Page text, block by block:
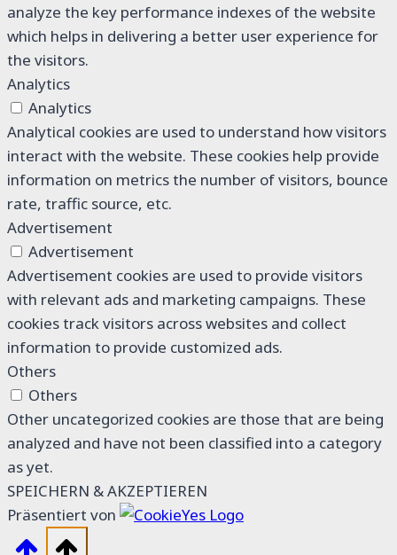
analyze the key performance indexes of the website
which helps in delivering a better user experience for
the visitors.
Analytics
Analytics
Analytical cookies are used to understand how visitors
interact with the website. These cookies help provide
information on metrics the number of visitors, bounce
rate, traffic source, etc.
Advertisement
Advertisement
Advertisement cookies are used to provide visitors
with relevant ads and marketing campaigns. These
cookies track visitors across websites and collect
information to provide customized ads.
Others
Others
Other uncategorized cookies are those that are being
analyzed and have not been classified into a category
as yet.
SPEICHERN & AKZEPTIEREN
Präsentiert von